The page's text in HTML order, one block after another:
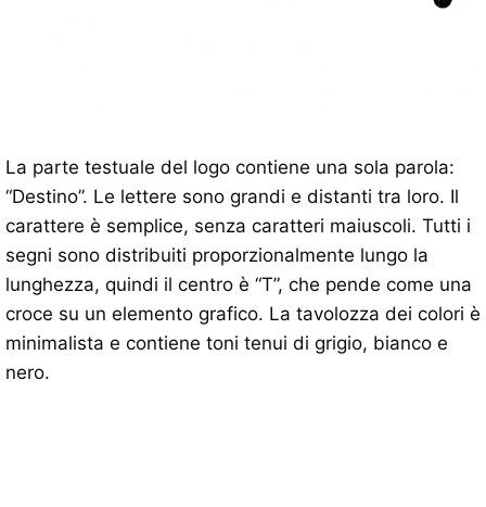
La parte testuale del logo contiene una sola parola:
“Destino”. Le lettere sono grandi e distanti tra loro. Il
carattere è semplice, senza caratteri maiuscoli. Tutti i
segni sono distribuiti proporzionalmente lungo la
lunghezza, quindi il centro è “T”, che pende come una
croce su un elemento grafico. La tavolozza dei colori è
minimalista e contiene toni tenui di grigio, bianco e
nero.